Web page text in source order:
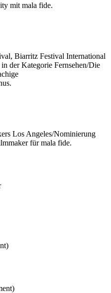
mit mala fide.
Biarritz Festival International
der Kategorie Fernsehen/Die
Los Angeles/Nominierung
für mala fide.